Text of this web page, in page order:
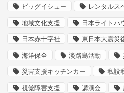
ビッグイシュー レンタルス
地域文化支援 日本ライトハ
日本赤十字社 東日本大震災
海洋保全 淡路島活動
災害支援キッチンカー 私設
視覚障害支援 講演会